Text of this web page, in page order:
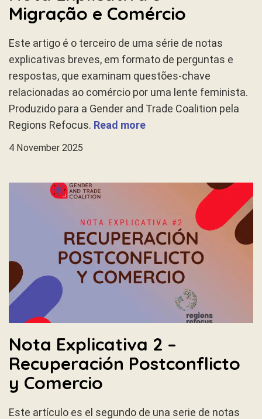
Migração e Comércio
Este artigo é o terceiro de uma série de notas
explicativas breves, em formato de perguntas e
respostas, que examinam questões-chave
relacionadas ao comércio por uma lente feminista.
Produzido para a Gender and Trade Coalition pela
Regions Refocus. Read more
4 November 2025
Nota Explicativa 2 –
Recuperación Postconflicto
y Comercio
Este artículo es el segundo de una serie de notas